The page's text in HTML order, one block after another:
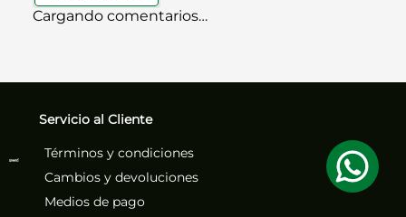
Cargando comentarios…
Servicio al Cliente
Términos y condiciones
Cambios y devoluciones
Medios de pago